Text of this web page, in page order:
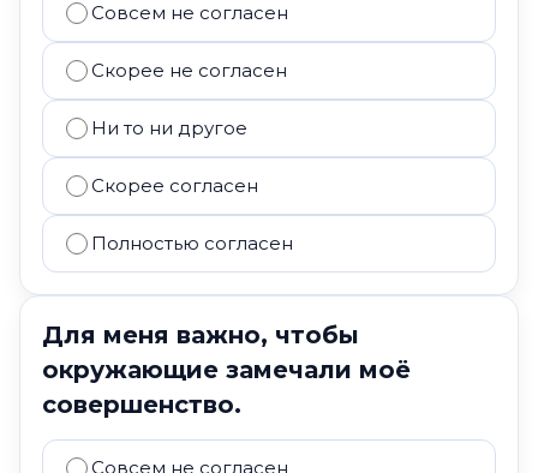
Совсем не согласен
Скорее не согласен
Ни то ни другое
Скорее согласен
Полностью согласен
Для меня важно, чтобы
окружающие замечали моё
совершенство.
Совсем не согласен